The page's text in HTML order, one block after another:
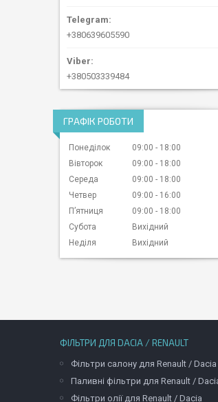
+380639605590
+380503339484
ГРАФІК РОБОТИ
Понеділок 09:00
18:00
Вівторок
09:00
18:00
Середа
09:00
18:00
Четвер
09:00
16:00
Пʼятниця
09:00
18:00
Субота
Вихідний
Неділя
Вихідний
ФІЛЬТРИ ДЛЯ DACIA / RENAULT
Фільтри салону для Renault / Dacia
Паливні фільтри для Renault /
Фільтри олії для Renault / Dacia